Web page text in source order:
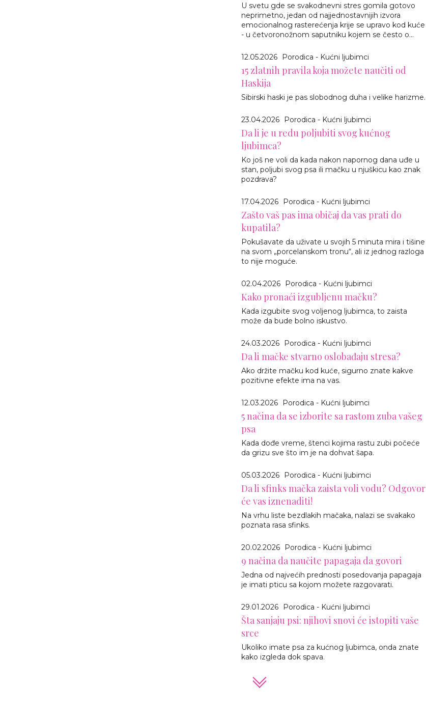
U svetu gde se svakodnevni stres gomila gotovo
neprimetno, jedan od najjednostavnijih izvora
emocionalnog rasterećenja krije se upravo kod kuće
- u četvoronožnom saputniku kojem se često o...
12.05.2026 Porodica - Kućni ljubimci
15 zlatnih pravila koja možete naučiti od
Haskija
Sibirski haski je pas slobodnog duha i velike harizme.
23.04.2026 Porodica - Kućni ljubimci
Da li je u redu poljubiti svog kućnog
ljubimca?
Ko još ne voli da kada nakon napornog dana uđe u
stan, poljubi svog psa ili mačku u njuškicu kao znak
pozdrava?
17.04.2026 Porodica - Kućni ljubimci
Zašto vaš pas ima običaj da vas prati do
kupatila?
Pokušavate da uživate u svojih 5 minuta mira i tišine
na svom „porcelanskom tronu“, ali iz jednog razloga
to nije moguće.
02.04.2026 Porodica - Kućni ljubimci
Kako pronaći izgubljenu mačku?
Kada izgubite svog voljenog ljubimca, to zaista
može da bude bolno iskustvo.
24.03.2026 Porodica - Kućni ljubimci
Da li mačke stvarno oslobađaju stresa?
Ako držite mačku kod kuće, sigurno znate kakve
pozitivne efekte ima na vas.
12.03.2026 Porodica - Kućni ljubimci
5 načina da se izborite sa rastom zuba vašeg
psa
Kada dođe vreme, štenci kojima rastu zubi počeće
da grizu sve što im je na dohvat šapa.
05.03.2026 Porodica - Kućni ljubimci
Da li sfinks mačka zaista voli vodu? Odgovor
će vas iznenaditi!
Na vrhu liste bezdlakih mačaka, nalazi se svakako
poznata rasa sfinks.
20.02.2026 Porodica - Kućni ljubimci
9 načina da naučite papagaja da govori
Jedna od najvećih prednosti posedovanja papagaja
je imati pticu sa kojom možete razgovarati.
29.01.2026 Porodica - Kućni ljubimci
Šta sanjaju psi: njihovi snovi će istopiti vaše
srce
Ukoliko imate psa za kućnog ljubimca, onda znate
kako izgleda dok spava.